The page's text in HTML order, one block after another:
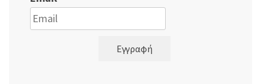
Εγγραφή